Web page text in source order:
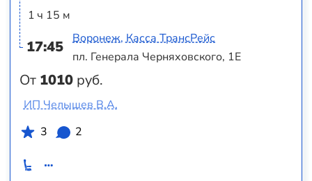
1 ч 15 м
17:45
От 1010 руб.
Воронеж, Касса ТрансРейс
пл. Генерала Черняховского, 1Е
ИП Челышев В.А.
3
2